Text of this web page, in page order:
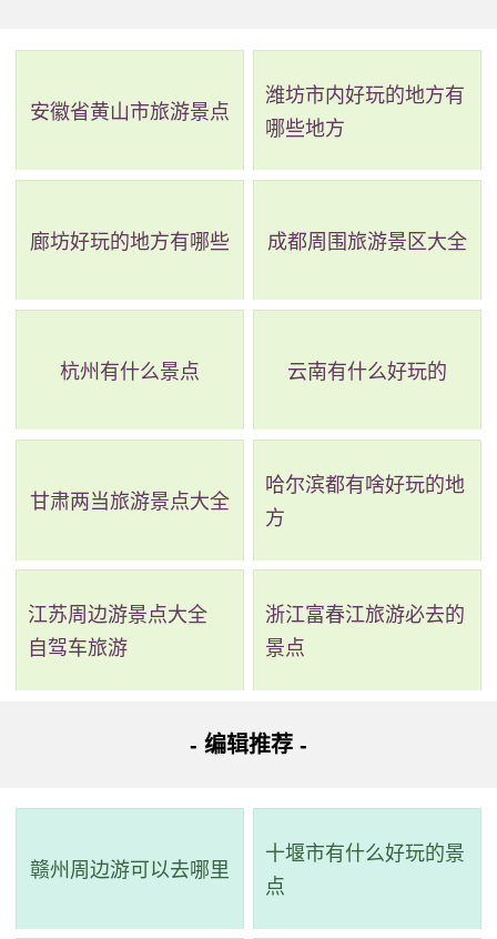
奇观”、“亚洲一流”、“世界罕见”。此外，还包括其他景点如温
泉、庙后山、关门山、汤沟和铁刹山等，成为了一个集风
景、人文、历史、美食、休闲娱乐于一体的旅游胜地。
2、本溪天龙洞景区
评级：AA
地址：本溪市本溪满族自治县香天线
“北国兄弟洞”。经国家地质专家考证，天龙洞是本溪水洞的源
山已发现八个洞口，是罕见的古溶洞群，目前已开发了天龙
安徽省黄山市旅游景点
潍坊市内好玩的地方有
哪些地方
廊坊好玩的地方有哪些 成都周围旅游景区大全
杭州有什么景点 云南有什么好玩的
甘肃两当旅游景点大全
哈尔滨都有啥好玩的地
方
江苏周边游景点大全
自驾车旅游
浙江富春江旅游必去的
景点
- 编辑推荐 -
赣州周边游可以去哪里
十堰市有什么好玩的景
点